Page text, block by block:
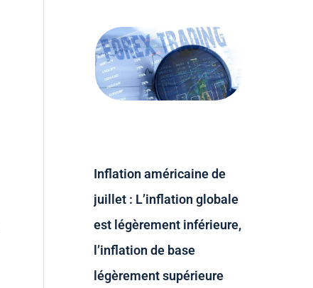
Inflation américaine de
juillet : L’inflation globale
est légèrement inférieure,
l’inflation de base
légèrement supérieure